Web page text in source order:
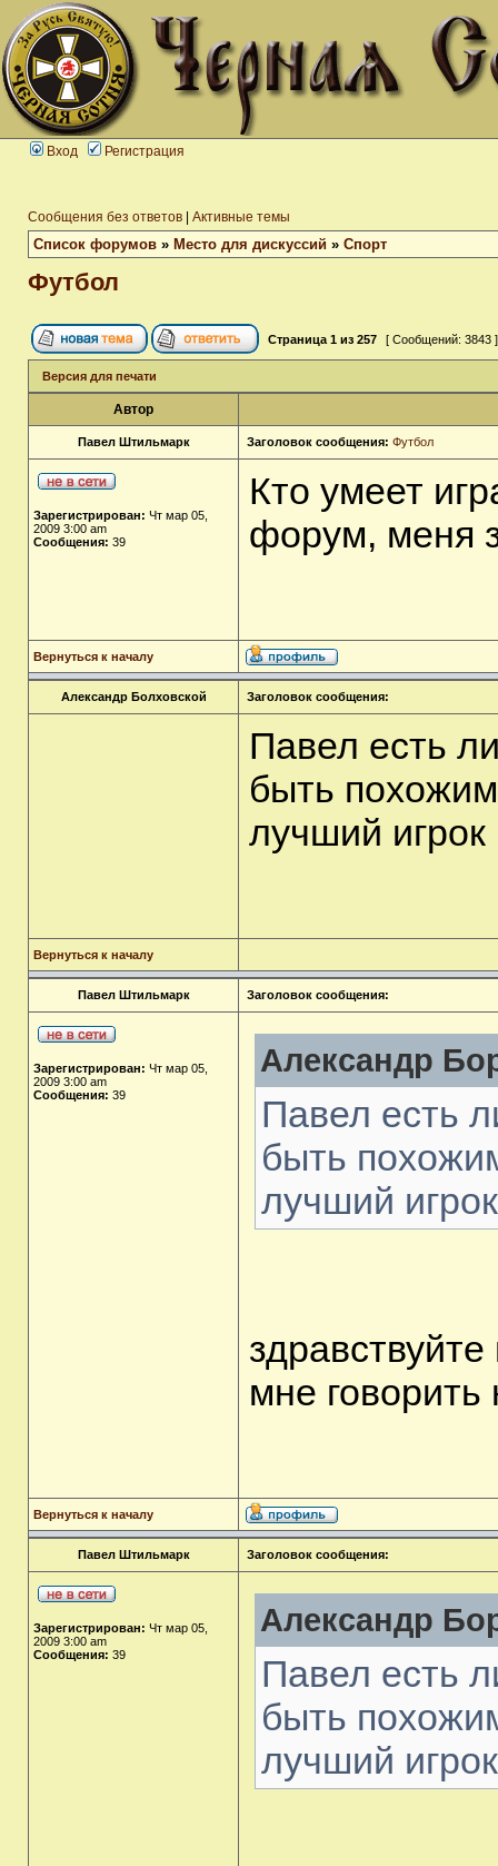
Вход Регистрация
Сообщения без ответов Активные темы
Список форумов » Место для дискуссий » Спорт
Футбол
Страница 1 из 257 [ Сообщений: 3843
Версия для печати
Автор
Павел Штильмарк Заголовок сообщения: Футбол
Зарегистрирован: Чт мар 05,
2009 3:00 am
Сообщения: 39
Кто умеет
форум, меня
Вернуться к началу
Александр Болховской Заголовок сообщения:
Павел есть
быть
лучший
Вернуться к началу
Павел Штильмарк Заголовок сообщения:
Зарегистрирован: Чт мар 05,
2009 3:00 am
Сообщения: 39
Александр
Павел есть
быть
лучший
мне говорить
Вернуться к началу
Павел Штильмарк Заголовок сообщения:
Зарегистрирован: Чт мар 05,
2009 3:00 am
Сообщения: 39
Александр
Павел есть
быть
лучший